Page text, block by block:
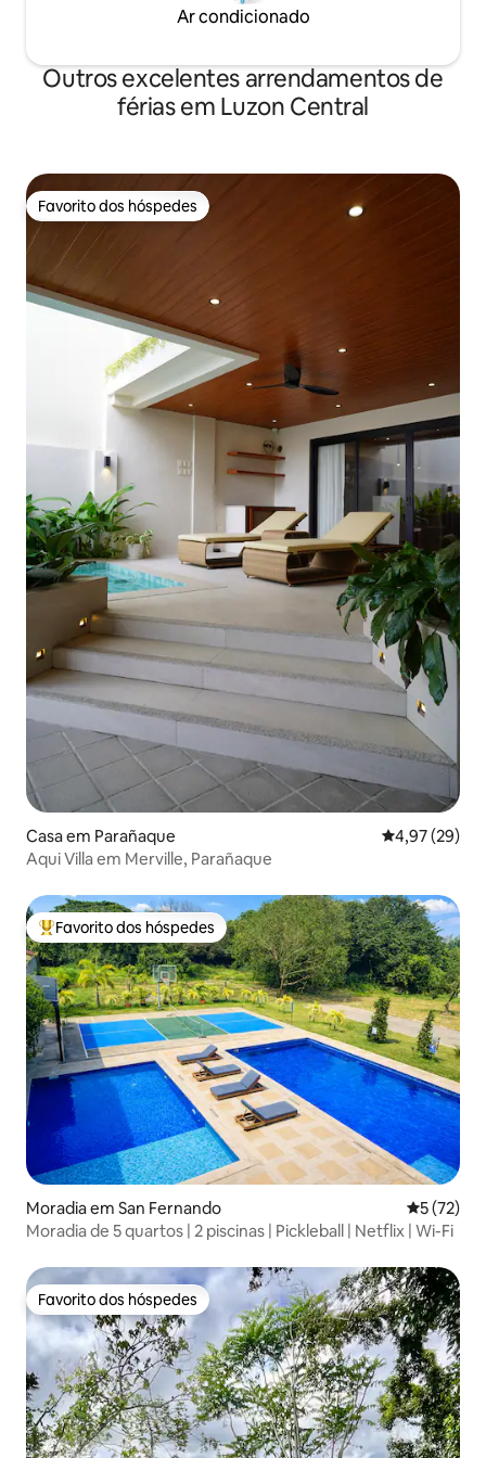
Ar condicionado
Outros excelentes arrendamentos de
férias em Luzon Central
Favorito dos hóspedes
Favorito dos hóspedes
Casa em Parañaque Classificação
4,97 (29)
Aqui Villa em Merville, Parañaque
Favoritos dos hóspedes mais apreciados
Favorito dos hóspedes
Moradia em San Fernando
5 (72)
Moradia de 5 quartos | 2 piscinas | Pickleball | Netflix | Wi-Fi
Favorito dos hóspedes
Favorito dos hóspedes